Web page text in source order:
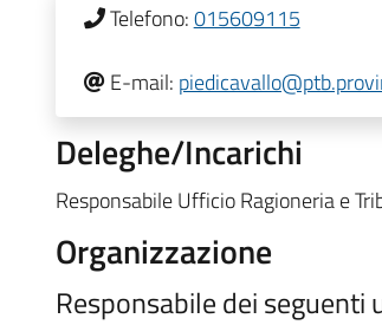
Telefono:015609115
E-mail:
Deleghe/Incarichi
Responsabile Ufficio Ragioneria e
Organizzazione
Responsabile dei seguenti